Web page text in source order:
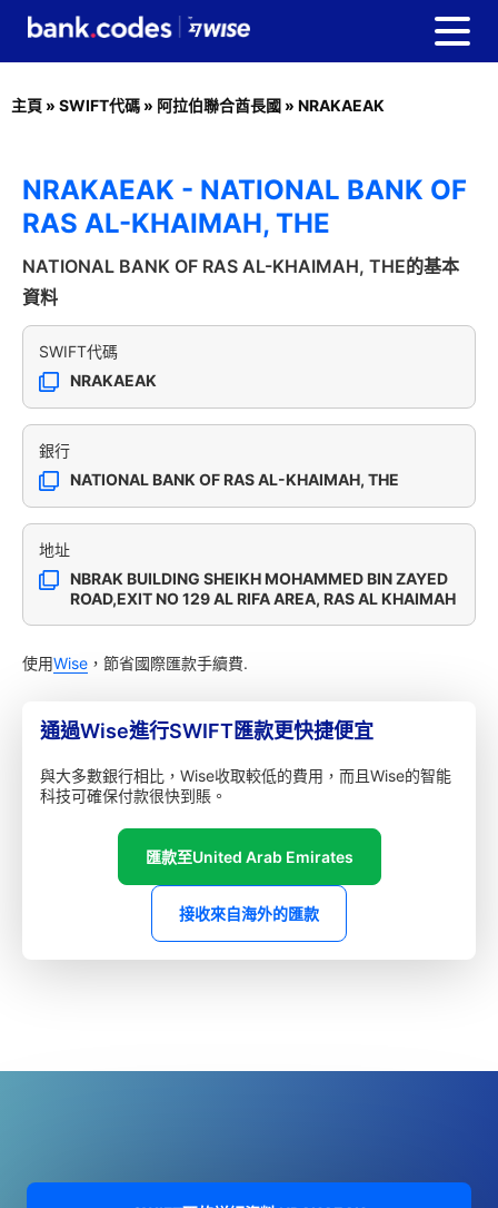
主頁 » SWIFT代碼 » 阿拉伯聯合酋長國 » NRAKAEAK
NRAKAEAK - NATIONAL BANK OF
RAS AL-KHAIMAH, THE
NATIONAL BANK OF RAS AL-KHAIMAH, THE的基本
資料
SWIFT代碼
NRAKAEAK
銀行
NATIONAL BANK OF RAS AL-KHAIMAH, THE
地址
NBRAK BUILDING SHEIKH MOHAMMED BIN ZAYED
ROAD,EXIT NO 129 AL RIFA AREA, RAS AL KHAIMAH
使用Wise ，節省國際匯款手續費.
通過Wise進行SWIFT匯款更快捷便宜
與大多數銀行相比，Wise收取較低的費用，而且Wise的智能
科技可確保付款很快到賬。
匯款至United Arab Emirates
接收來自海外的匯款